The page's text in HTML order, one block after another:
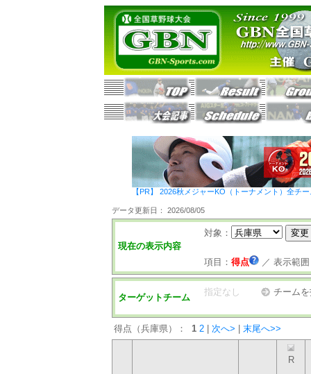
【PR】 2026秋メジャーKO（トーナメント）全チ
データ更新日： 2026/08/05
現在の表示内容
対象：
項目： 得点 ／ 表示範囲
ターゲットチーム
指定なし チーム
得点（兵庫県）： 1 2 次へ> 末尾へ>>
R